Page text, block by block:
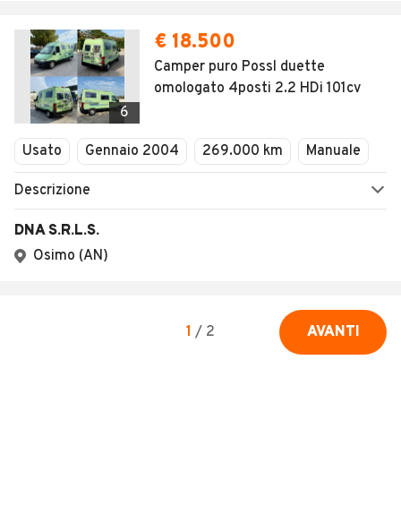
6
€ 18.500
Camper puro Possl duette
omologato 4posti 2.2 HDi 101cv
Usato Gennaio 2004 269.000 km Manuale
Descrizione
DNA S.R.L.S.
Osimo (AN)
1 / 2 AVANTI